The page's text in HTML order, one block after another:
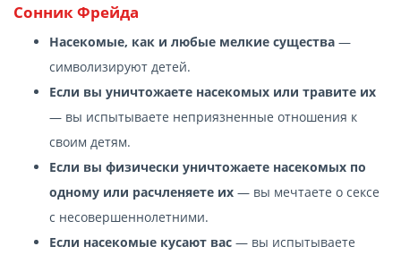
Сонник Фрейда
Насекомые, как и любые мелкие существа —
символизируют детей.
Если вы уничтожаете насекомых или травите их
— вы испытываете неприязненные отношения к
своим детям.
Если вы физически уничтожаете насекомых по
одному или расчленяете их — вы мечтаете о сексе
с несовершеннолетними.
Если насекомые кусают вас — вы испытываете